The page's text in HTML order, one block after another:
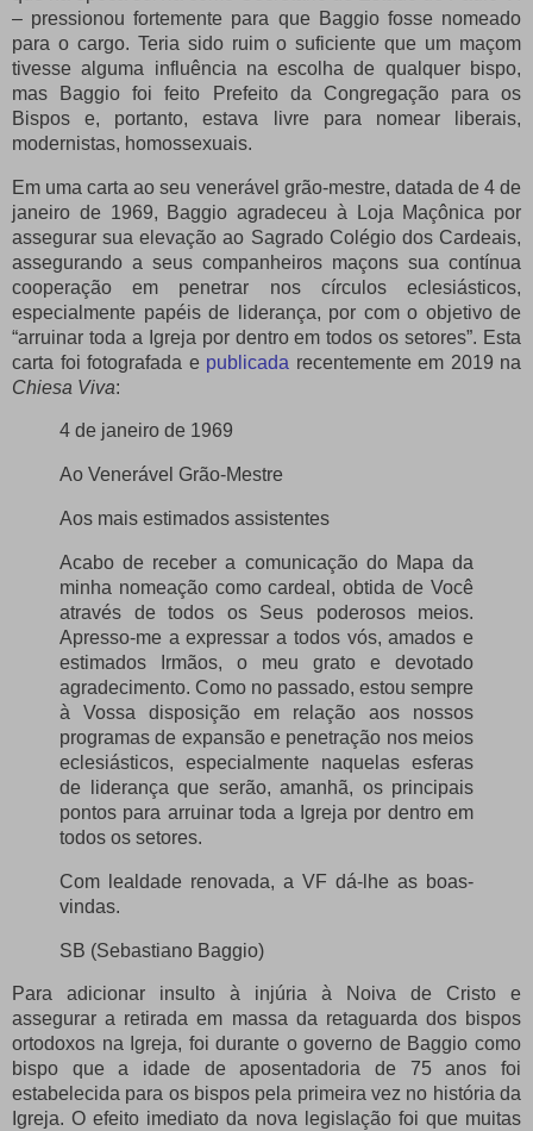
– pressionou fortemente para que Baggio fosse nomeado
para o cargo. Teria sido ruim o suficiente que um maçom
tivesse alguma influência na escolha de qualquer bispo,
mas Baggio foi feito Prefeito da Congregação para os
Bispos e, portanto, estava livre para nomear liberais,
modernistas, homossexuais.
Em uma carta ao seu venerável grão-mestre, datada de 4 de
janeiro de 1969, Baggio agradeceu à Loja Maçônica por
assegurar sua elevação ao Sagrado Colégio dos Cardeais,
assegurando a seus companheiros maçons sua contínua
cooperação em penetrar nos círculos eclesiásticos,
especialmente papéis de liderança, por com o objetivo de
“arruinar toda a Igreja por dentro em todos os setores”. Esta
carta foi fotografada e publicada recentemente em 2019 na
Chiesa Viva:
4 de janeiro de 1969
Ao Venerável Grão-Mestre
Aos mais estimados assistentes
Acabo de receber a comunicação do Mapa da
minha nomeação como cardeal, obtida de Você
através de todos os Seus poderosos meios.
Apresso-me a expressar a todos vós, amados e
estimados Irmãos, o meu grato e devotado
agradecimento. Como no passado, estou sempre
à Vossa disposição em relação aos nossos
programas de expansão e penetração nos meios
eclesiásticos, especialmente naquelas esferas
de liderança que serão, amanhã, os principais
pontos para arruinar toda a Igreja por dentro em
todos os setores.
Com lealdade renovada, a VF dá-lhe as boas-
vindas.
SB (Sebastiano Baggio)
Para adicionar insulto à injúria à Noiva de Cristo e
assegurar a retirada em massa da retaguarda dos bispos
ortodoxos na Igreja, foi durante o governo de Baggio como
bispo que a idade de aposentadoria de 75 anos foi
estabelecida para os bispos pela primeira vez no história da
Igreja.O efeito imediato da nova legislação foi que muitas